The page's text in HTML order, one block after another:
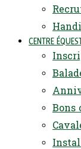
CENTRE
Bons